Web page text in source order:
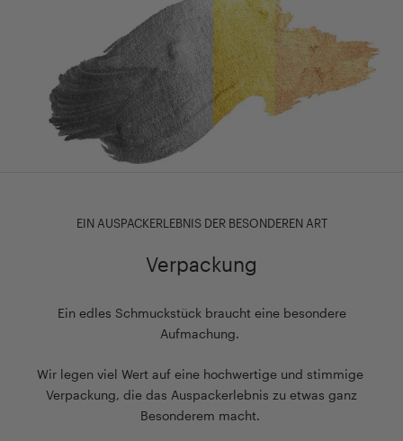
EIN AUSPACKERLEBNIS DER BESONDEREN ART
Verpackung
Ein edles Schmuckstück braucht eine besondere
Aufmachung.
Wir legen viel Wert auf eine hochwertige und stimmige
Verpackung, die das Auspackerlebnis zu etwas ganz
Besonderem macht.